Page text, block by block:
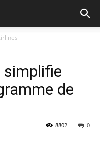
simplifie
de
0
8802